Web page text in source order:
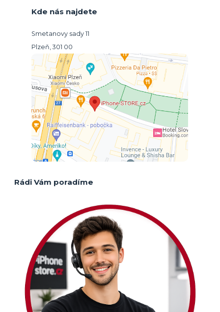
Kde nás najdete
Smetanovy sady 11
Plzeň, 301 00
Rádi Vám poradíme